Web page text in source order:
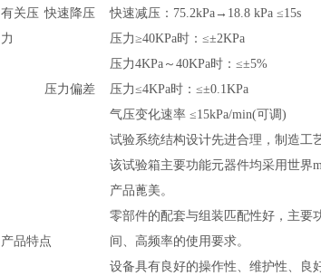
有关压
力
快速降压 快速减压：75.2kPa→18.8 kPa ≤15s
压力偏差
压力≥40KPa时：≤±2KPa
压力4KPa～40KPa时：≤±5%
压力≤4KPa时：≤±0.1KPa
气压变化速率 ≤15kPa/min(可调)
产品特点
试验系统结构设计先进合理，制造工
该试验箱主要功能元器件均采用世
产品蓖美。
零部件的配套与组装匹配性好，主要
间、高频率的使用要求。
设备具有良好的操作性、维护性、良